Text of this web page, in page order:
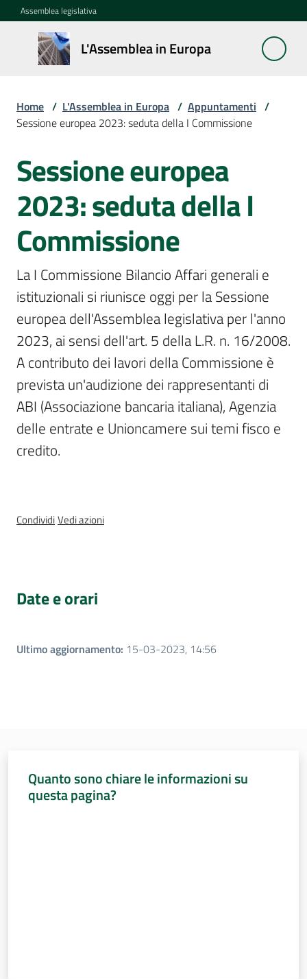
Vai al contenuto
Vai alla navigazione
Vai al footer
Assemblea legislativa
L'Assemblea in Europa
L'Assemblea
in Europa
Cos'è
europea
La
europea
regionale
Le
europee
Notizie
Assemblea
Home / L'Assemblea in Europa / Appuntamenti /
Sessione europea 2023: seduta della I Commissione
Salta al contenuto
Sessione europea
2023: seduta della I
Commissione
La I Commissione Bilancio Affari generali e
istituzionali si riunisce oggi per la Sessione
europea dell'Assemblea legislativa per l'anno
2023, ai sensi dell'art. 5 della L.R. n. 16/2008.
A contributo dei lavori della Commissione è
prevista un'audizione dei rappresentanti di
ABI (Associazione bancaria italiana), Agenzia
delle entrate e Unioncamere sui temi fisco e
credito.
CondividiVedi azioni
Date e orari
Ultimo aggiornamento: 15-03-2023, 14:56
Quanto sono chiare le informazioni su
questa pagina?